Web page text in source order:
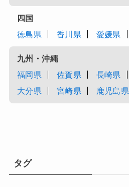
四国
徳島県
香川県 愛媛県
九州・沖縄
福岡県
佐賀県 長崎県
大分県
宮崎県 鹿児島県
タグ